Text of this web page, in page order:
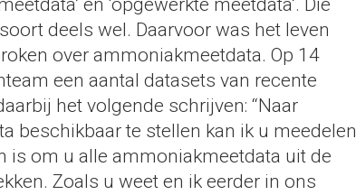
en ‘opgewerkte meetdata’. Die
deels wel. Daarvoor was het leven
over ammoniakmeetdata. Op 14
een aantal datasets van recente
het volgende schrijven: “Naar
beschikbaar te stellen kan ik u meedelen
is om u alle ammoniakmeetdata uit de
Zoals u weet en ik eerder in ons